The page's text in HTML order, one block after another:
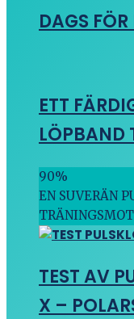
DAGS
ETT
LÖPBAND
90%
EN SUVERÄN
TEST AV
X –